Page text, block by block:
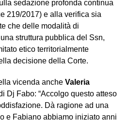
sedazione profonda continua
219/2017) e alla verifica sia
che delle modalità di
struttura pubblica del Ssn,
etico territorialmente
decisione della Corte.
vicenda anche Valeria
Dj Fabo: “Accolgo questo atteso
Dà ragione ad una
e Fabiano abbiamo iniziato anni